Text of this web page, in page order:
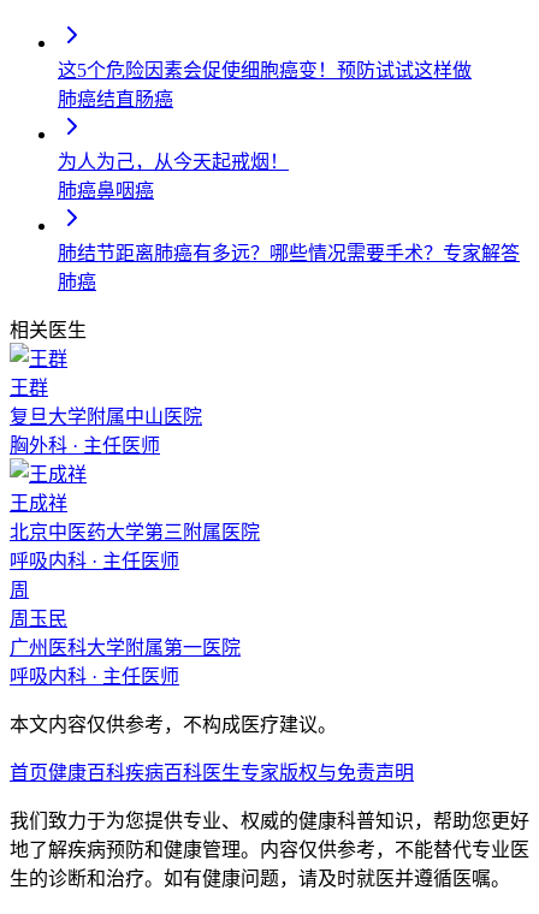
这5个危险因素会促使细胞癌变！预防试试这样做
肺癌结直肠癌
为人为己，从今天起戒烟！
肺癌鼻咽癌
肺结节距离肺癌有多远？哪些情况需要手术？专家解答
肺癌
相关医生
王群
复旦大学附属中山医院
胸外科 · 主任医师
王成祥
北京中医药大学第三附属医院
呼吸内科 · 主任医师
周
周玉民
广州医科大学附属第一医院
呼吸内科 · 主任医师
本文内容仅供参考，不构成医疗建议。
首页健康百科疾病百科医生专家版权与免责声明
我们致力于为您提供专业、权威的健康科普知识，帮助您更好
地了解疾病预防和健康管理。内容仅供参考，不能替代专业医
生的诊断和治疗。如有健康问题，请及时就医并遵循医嘱。